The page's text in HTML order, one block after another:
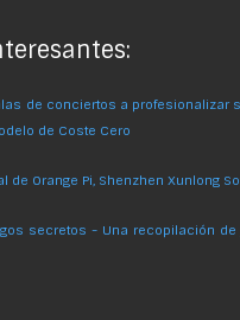
de conciertos a profesionalizar
de Coste Cero
de Orange Pi, Shenzhen Xunlong
secretos - Una recopilación